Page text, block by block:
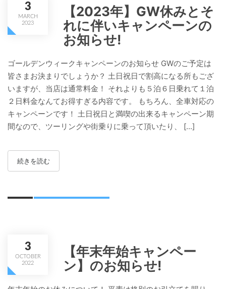
3
MARCH
2023
【2023年】GW休みとそ
れに伴いキャンペーンの
お知らせ!
ゴールデンウィークキャンペーンのお知らせ GWのご予定は
皆さまお決まりでしょうか？ 土日祝日で割高になる所もござ
いますが、当店は通常料金！ それよりも５泊６日乗れて１泊
２日料金なんてお得すぎる内容です。 もちろん、全車対応の
キャンペーンです！ 土日祝日と満喫の出来るキャンペーン期
間なので、ツーリングや街乗りに乗って頂いたり、 [...]
続きを読む
3
OCTOBER
2022
【年末年始キャンペー
ン】のお知らせ!